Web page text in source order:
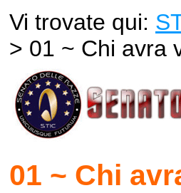
Vi trovate qui:
> 01 ~ Chi avra
01 ~ Chi